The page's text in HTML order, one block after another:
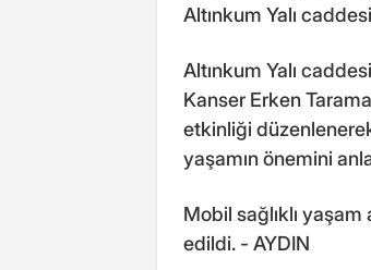
Altınkum Yalı
Altınkum Yalı
Kanser Erken
etkinliği
yaşamın önemini
Mobil sağlıklı
edildi. - AYDIN